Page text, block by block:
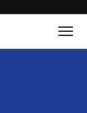
Menu